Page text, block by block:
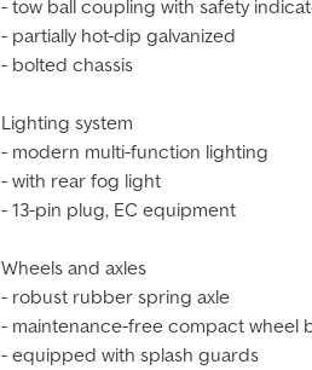
- tow ball coupling with safety
- partially hot-dip galvanized
- bolted chassis
Lighting system
- modern multi-function lighting
- with rear fog light
- 13-pin plug, EC equipment
Wheels and axles
- robust rubber spring axle
- maintenance-free compact wheel
- equipped with splash guards